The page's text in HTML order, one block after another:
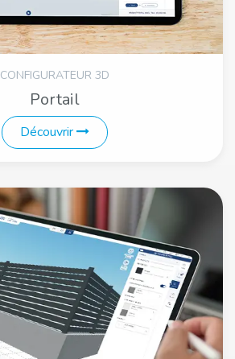
CONFIGURATEUR 3D
Portail
Découvrir